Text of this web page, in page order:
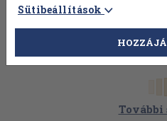
További
Sütibeállítások